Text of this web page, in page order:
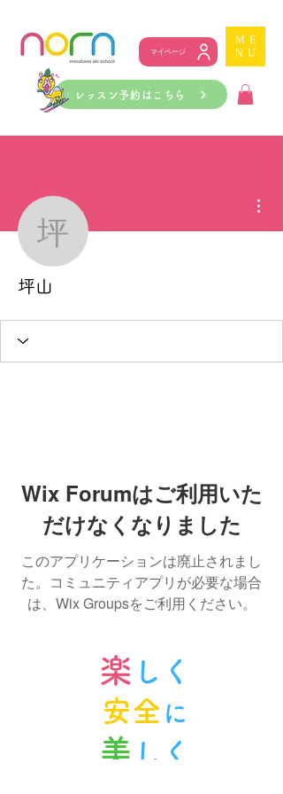
マイページ
ME
NU
レッスン予約はこちら
坪山
坪山
Wix Forumはご利用いた
だけなくなりました
このアプリケーションは廃止されまし
た。コミュニティアプリが必要な場合
は、Wix Groupsをご利用ください。
楽 しく
安全 に
美 しく